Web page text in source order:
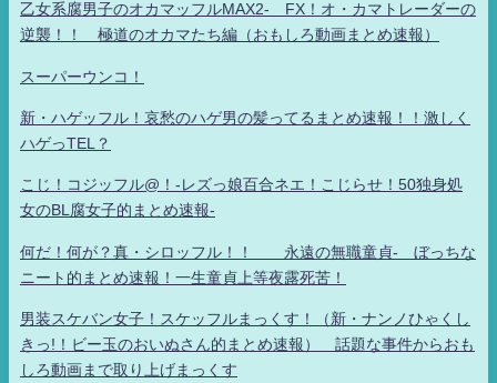
乙女系腐男子のオカマッフルMAX2- FX！オ・カマトレーダーの
逆襲！！ 極道のオカマたち編（おもしろ動画まとめ速報）
スーパーウンコ！
新・ハゲッフル！哀愁のハゲ男の髪ってるまとめ速報！！激しく
ハゲっTEL？
こじ！コジッフル@！-レズっ娘百合ネエ！こじらせ！50独身処
女のBL腐女子的まとめ速報-
何だ！何が？真・シロッフル！！ 永遠の無職童貞- ぼっちな
ニート的まとめ速報！一生童貞上等夜露死苦！
男装スケバン女子！スケッフルまっくす！（新・ナンノひゃくし
きっ!！ビー玉のおいぬさん的まとめ速報） 話題な事件からおも
しろ動画まで取り上げまっくす